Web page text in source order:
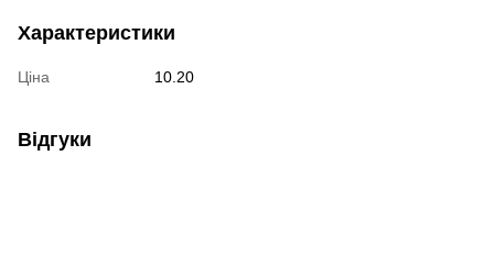
Характеристики
Ціна 10.20
Відгуки